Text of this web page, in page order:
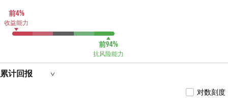
工智能产业交易型开放式指数证券投资基金基
金经理，自2023年2月9日起任华富中证人工智能
产业交易型开放式指数证券投资基金联接基金
基金经理，自2023年2月9日起任华富中证科创创
业50指数增强型证券投资基金基金经理，自2023
年3月24日起任华富永鑫灵活配置混合型证券投
前4%
收益能力
前94%
抗风险能力
累计回报
对数刻度